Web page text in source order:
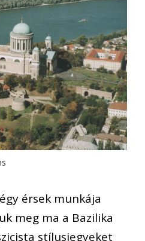
érsek munkája
meg ma a Bazilika
stílusjegyeket